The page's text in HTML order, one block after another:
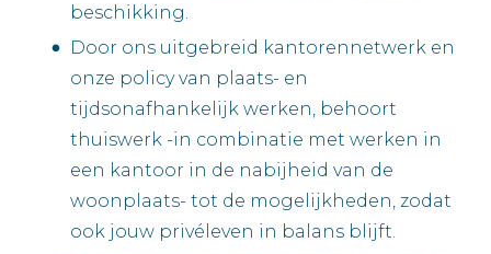
beschikking.
Door ons uitgebreid kantorennetwerk en
onze policy van plaats- en
tijdsonafhankelijk werken, behoort
thuiswerk -in combinatie met werken in
een kantoor in de nabijheid van de
woonplaats- tot de mogelijkheden, zodat
ook jouw privéleven in balans blijft.